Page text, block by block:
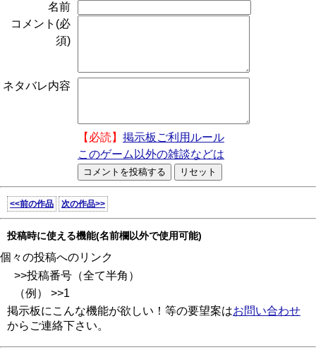
名前
コメント(必
須)
ネタバレ内容
【必読】 掲示板ご利用ルール
このゲーム以外の雑談などは
<<前の作品 次の作品>>
投稿時に使える機能(名前欄以外で使用可能)
個々の投稿へのリンク
>>投稿番号（全て半角）
（例） >>1
掲示板にこんな機能が欲しい！等の要望案はお問い合わせ
からご連絡下さい。